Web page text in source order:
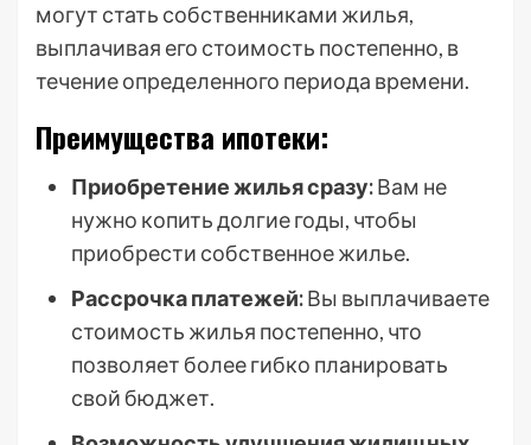
могут стать собственниками жилья,
выплачивая его стоимость постепенно, в
течение определенного периода времени.
Преимущества ипотеки:
Приобретение жилья сразу:Вам не
нужно копить долгие годы, чтобы
приобрести собственное жилье.
Рассрочка платежей:Вы выплачиваете
стоимость жилья постепенно, что
позволяет более гибко планировать
свой бюджет.